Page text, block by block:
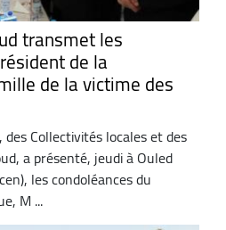
transmet les
de la
de la victime des
Collectivités locales et des
a présenté, jeudi à Ouled
les condoléances du
M ...